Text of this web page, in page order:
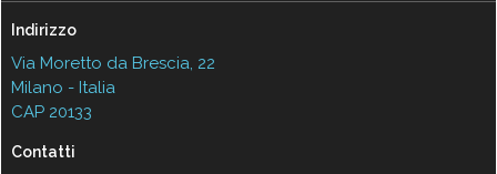
Indirizzo
Via Moretto da Brescia, 22
Milano - Italia
CAP 20133
Contatti